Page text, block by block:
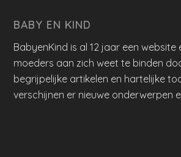
BABY EN KIND
BabyenKind is al 12 jaar een
moeders aan zich weet te binden
begrijpelijke artikelen en hartelijke
verschijnen er nieuwe onderwerpen